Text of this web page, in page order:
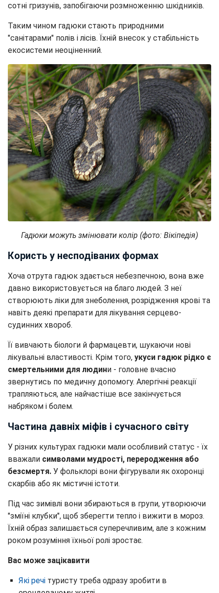
сотні гризунів, запобігаючи розмноженню шкідників.
Таким чином гадюки стають природними
"санітарами" полів і лісів. Їхній внесок у стабільність
екосистеми неоціненний.
Гадюки можуть змінювати колір (фото: Вікіпедія)
Користь у несподіваних формах
Хоча отрута гадюк здається небезпечною, вона вже
давно використовується на благо людей. З неї
створюють ліки для знеболення, розрідження крові та
навіть деякі препарати для лікування серцево-
судинних хвороб.
Її вивчають біологи й фармацевти, шукаючи нові
лікувальні властивості. Крім того, укуси гадюк рідко є
смертельними для людини - головне вчасно
звернутись по медичну допомогу. Алергічні реакції
трапляються, але найчастіше все закінчується
набряком і болем.
Частина давніх міфів і сучасного світу
У різних культурах гадюки мали особливий статус - їх
вважали символами мудрості, переродження або
безсмертя. У фольклорі вони фігурували як охоронці
скарбів або як містичні істоти.
Під час зимівлі вони збираються в групи, утворюючи
"зміїні клубки", щоб зберегти тепло і вижити в мороз.
Їхній образ залишається суперечливим, але з кожним
роком розуміння їхньої ролі зростає.
Вас може зацікавити
Які речі туристу треба одразу зробити в